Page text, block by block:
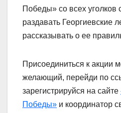
Победы» со всех уголков
раздавать Георгиевские
рассказывать о ее
Присоединиться к акции
желающий, перейди по
зарегистрируйся на сайте
Победы» и координатор